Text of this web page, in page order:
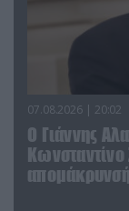
07.08.2026 | 20:02
Ο Γιάννης
Κωνσταντίνο